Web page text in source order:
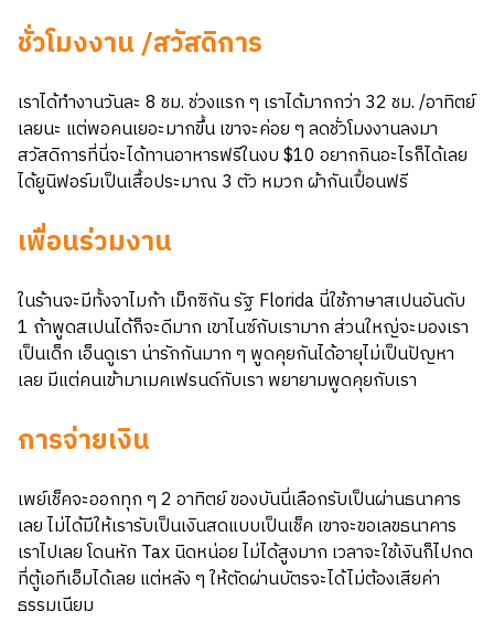
ชั่วโมงงาน /สวัสดิการ
เราได้ทำงานวันละ 8 ชม. ช่วงแรก ๆ เราได้มากกว่า 32 ชม. /อาทิตย์
เลยนะ แต่พอคนเยอะมากขึ้น เขาจะค่อย ๆ ลดชั่วโมงงานลงมา
สวัสดิการที่นี่จะได้ทานอาหารฟรีในงบ $10 อยากกินอะไรก็ได้เลย
ได้ยูนิฟอร์มเป็นเสื้อประมาณ 3 ตัว หมวก ผ้ากันเปื้อนฟรี
เพื่อนร่วมงาน
ในร้านจะมีทั้งจาไมก้า เม็กซิกัน รัฐ Florida นี่ใช้ภาษาสเปนอันดับ
1 ถ้าพูดสเปนได้ก็จะดีมาก เขาไนซ์กับเรามาก ส่วนใหญ่จะมองเรา
เป็นเด็ก เอ็นดูเรา น่ารักกันมาก ๆ พูดคุยกันได้อายุไม่เป็นปัญหา
เลย มีแต่คนเข้ามาเมคเฟรนด์กับเรา พยายามพูดคุยกับเรา
การจ่ายเงิน
เพย์เช็คจะออกทุก ๆ 2 อาทิตย์ ของบันนี่เลือกรับเป็นผ่านธนาคาร
เลย ไม่ได้มีให้เรารับเป็นเงินสดแบบเป็นเช็ค เขาจะขอเลขธนาคาร
เราไปเลย โดนหัก Tax นิดหน่อย ไม่ได้สูงมาก เวลาจะใช้เงินก็ไปกด
ที่ตู้เอทีเอ็มได้เลย แต่หลัง ๆ ให้ตัดผ่านบัตรจะได้ไม่ต้องเสียค่า
ธรรมเนียม